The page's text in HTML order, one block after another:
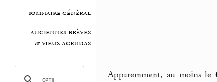
sommaire général
anciennes brèves
& vieux agendas
Apparemment, au moins le